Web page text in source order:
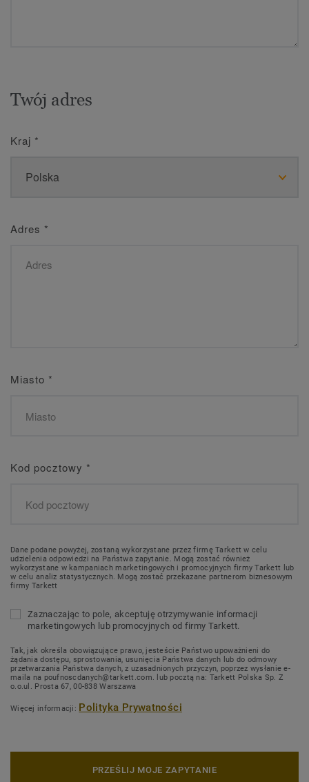
Twój adres
Kraj *
Adres *
Miasto *
Kod pocztowy *
Dane podane powyżej, zostaną wykorzystane przez firmę Tarkett w celu
udzielenia odpowiedzi na Państwa zapytanie. Mogą zostać również
wykorzystane w kampaniach marketingowych i promocyjnych firmy Tarkett lub
w celu analiz statystycznych. Mogą zostać przekazane partnerom biznesowym
firmy Tarkett
Zaznaczając to pole, akceptuję otrzymywanie informacji
marketingowych lub promocyjnych od firmy Tarkett.
Tak, jak określa obowiązujące prawo, jesteście Państwo upoważnieni do
żądania dostępu, sprostowania, usunięcia Państwa danych lub do odmowy
przetwarzania Państwa danych, z uzasadnionych przyczyn, poprzez wysłanie e-
maila na poufnoscdanych@tarkett.com. lub pocztą na: Tarkett Polska Sp. Z
o.o.ul. Prosta 67, 00-838 Warszawa
Więcej informacji: Polityka Prywatności
PRZEŚLIJ MOJE ZAPYTANIE